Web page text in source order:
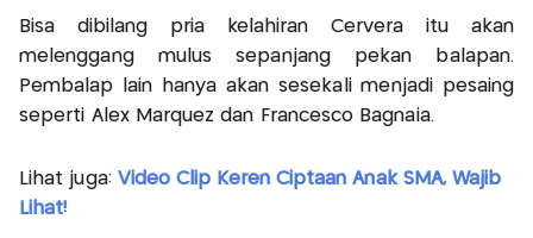
Bisa dibilang pria kelahiran Cervera itu akan
melenggang mulus sepanjang pekan balapan.
Pembalap lain hanya akan sesekali menjadi pesaing
seperti Alex Marquez dan Francesco Bagnaia.
Lihat juga: Video Clip Keren Ciptaan Anak SMA, Wajib
Lihat!